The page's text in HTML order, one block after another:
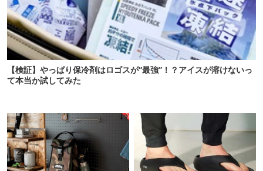
【検証】やっぱり保冷剤はロゴスが“最強”！？アイスが溶けないっ
て本当か試してみた